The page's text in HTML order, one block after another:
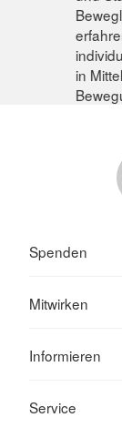
in
Spenden
Mitwirken
Informieren
Service